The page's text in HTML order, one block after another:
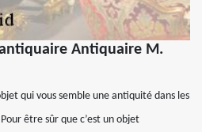
Antiquaire M.
qui vous semble une antiquité dans les
être sûr que c’est un objet